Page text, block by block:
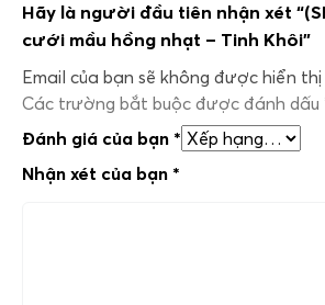
Hãy là người đầu tiên nhận xét
cưới mầu hồng nhạt – Tinh Khôi”
Email của bạn sẽ không được hiển thị
Các trường bắt buộc được đánh dấu
Đánh giá của bạn *
Nhận xét của bạn *